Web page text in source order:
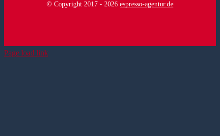
© Copyright 2017 - 2026 espresso-agentur.de
Page load link